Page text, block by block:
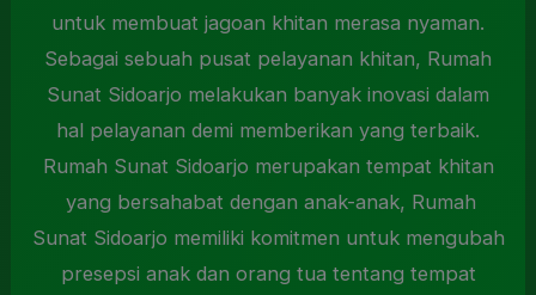
untuk membuat jagoan khitan merasa nyaman.
Sebagai sebuah pusat pelayanan khitan, Rumah
Sunat Sidoarjo melakukan banyak inovasi dalam
hal pelayanan demi memberikan yang terbaik.
Rumah Sunat Sidoarjo merupakan tempat khitan
yang bersahabat dengan anak-anak, Rumah
Sunat Sidoarjo memiliki komitmen untuk mengubah
presepsi anak dan orang tua tentang tempat